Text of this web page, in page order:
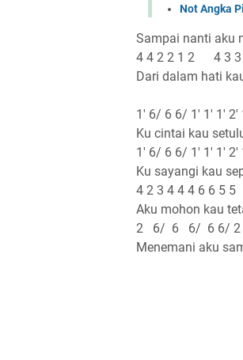
Not Angka
Sampai nanti aku
4 4 2 2 1 2 4 3 3
Dari dalam hati
1' 6/ 6 6/ 1' 1' 1' 2'
Ku cintai kau
1' 6/ 6 6/ 1' 1' 1' 2'
Ku sayangi kau
4 2 3 4 4 4 6 6 5 5
Aku mohon kau
2 6/ 6 6/ 6 6/ 2
Menemani aku